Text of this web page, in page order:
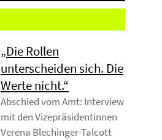
„Die Rollen
unterscheiden sich. Die
Werte nicht.“
Abschied vom Amt: Interview
mit den Vizepräsidentinnen
Verena Blechinger-Talcott